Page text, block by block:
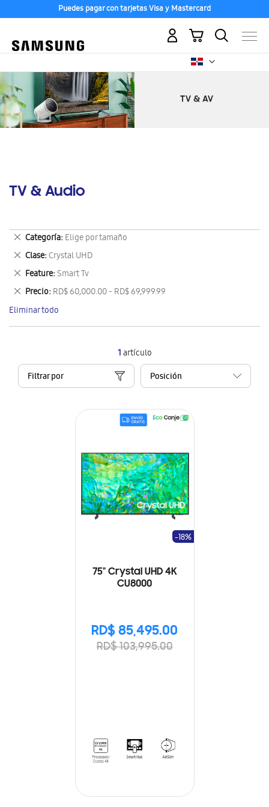
Puedes pagar con tarjetas Visa y Mastercard
Mi carrito
TV & Audio
1artículo
Filtrar por
75" Crystal UHD 4K
CU8000
RD$ 85,495.00
RD$ 103,995.00
-18%
Categoría Elige por tamaño
Eliminar
este
artículo
Clase Crystal UHD
Eliminar
este
artículo
Feature Smart Tv
Eliminar
este
artículo
Precio RD$ 60,000.00 - RD$ 69,999.99
Eliminar
este
artículo
Eliminar todo